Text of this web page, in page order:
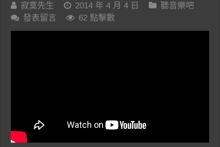
寂寞先生 2014 年 4 月 4 日
聽音樂吧
發表留言
62 點擊數